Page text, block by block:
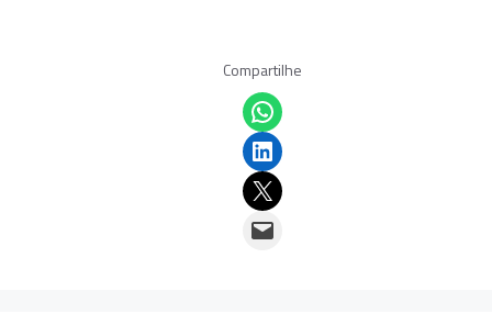
Compartilhe
Share on WhatsApp
Share on LinkedIn
Email this Page
Email this Page